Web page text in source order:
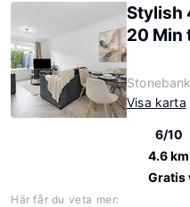
Stylish
20 Min
Visa karta
6/10
4.6 km
Gratis
Här får du veta mer: